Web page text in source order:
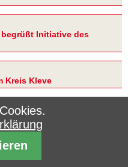
begrüßt Initiative des
Kreis Kleve
Sekundarschule(n)
Bürgerbeteiligung in